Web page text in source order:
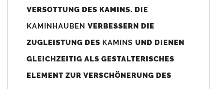
(siehe Bild/Zeichnung unten) angefertigt. Sollten die Bohrungen
nicht passen dann bitte "ohne"Bohrungen (Auswahlfeld)
bis 500mm Kaminbreite: Abstand vom Kaminrand ca.
80mm
VERSOTTUNG DES KAMINS. DIE
KAMINHAUBEN VERBESSERN DIE
ZUGLEISTUNG DES KAMINS UND DIENEN
GLEICHZEITIG ALS GESTALTERISCHES
ELEMENT ZUR VERSCHÖNERUNG DES